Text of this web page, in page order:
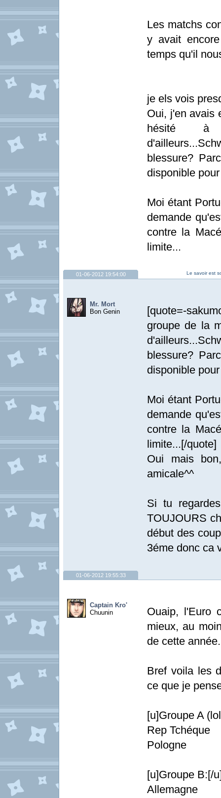
Les matchs
y avait
temps qu'il
je els vois
Oui, j'en avais
hésité
blessure?
disponible
Moi étant
demande
contre la
limite...
Le savoir est
01-06-2012 19:54:00
Mr. Mort
Bon Genin
[quote=-
groupe de la
blessure?
disponible
Moi étant
demande
contre la
limite...[/quote]
Oui mais
amicale^^
Si tu
TOUJOURS
début des
3éme donc ca
01-06-2012 19:55:33
Captain Kro'
Chuunin
Ouaip, l'Euro
mieux, au
de cette année.
Bref voila les
ce que je
[u]Groupe A
Rep Tchéque
Pologne
[u]Groupe B:[/
Allemagne